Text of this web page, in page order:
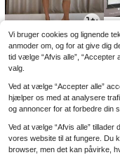
18.80€ 5
Vi bruger cookies og lignende
anmoder om, og for at give dig
tid vælge “Afvis alle”,
valg.
Ved at vælge “Accepter alle”
hjælper os med at analysere
og annoncer for at forbedre din
Ved at vælge “Afvis alle”
vores website til at fungere. Du
browser, men det kan påvirke,